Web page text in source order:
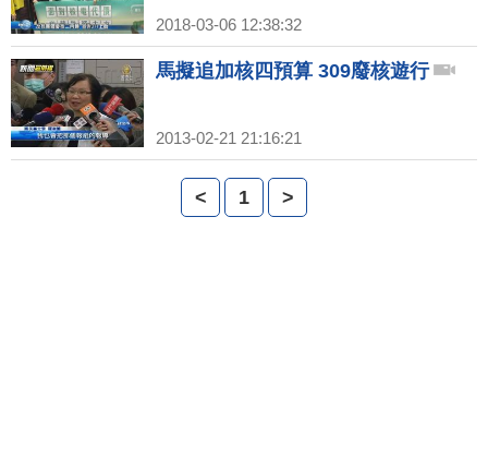
2018-03-06 12:38:32
馬擬追加核四預算 309廢核遊行
2013-02-21 21:16:21
< 1 >